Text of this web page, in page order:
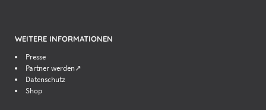
WEITERE INFORMATIONEN
Presse
Partner werden↗
Datenschutz
Shop